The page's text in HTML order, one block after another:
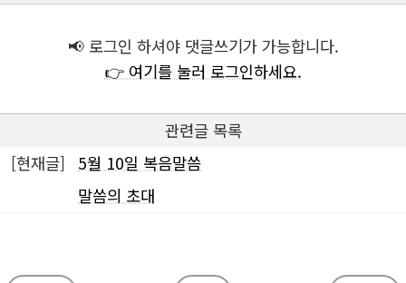
📢 로그인 하셔야 댓글쓰기가 가능합니다.
👉 여기를 눌러 로그인하세요.
관련글 목록
[현재글]
5월 10일 복음말씀
말씀의 초대